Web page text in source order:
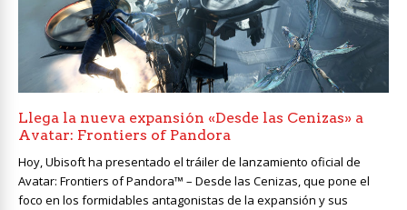
Llega la nueva expansión «Desde las Cenizas» a
Avatar: Frontiers of Pandora
Hoy, Ubisoft ha presentado el tráiler de lanzamiento oficial de
Avatar: Frontiers of Pandora™ – Desde las Cenizas, que pone el
foco en los formidables antagonistas de la expansión y sus